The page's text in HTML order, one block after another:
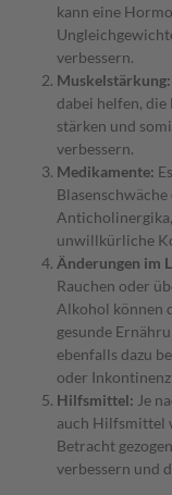
kann eine
verbessern.
Muskelstärkung:
dabei helfen, die
stärken und
verbessern.
Medikamente:
unwillkürliche
Änderungen im
Rauchen oder
Alkohol können
gesunde
ebenfalls dazu
oder
Hilfsmittel: Je
auch Hilfsmittel
Betracht
verbessern und